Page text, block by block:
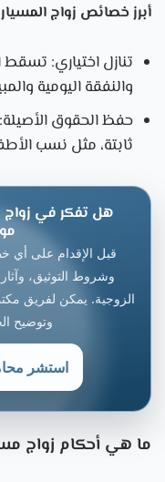
أبرز خصائص زواج المسيار
تنازل اختياري: تسقط
والنفقة اليومية
حفظ الحقوق الأصيلة
ثابتة، مثل نسب
هل تفكر في زواج
قبل الإقدام على أي
وشروط التوثيق،
الزوجية. يمكن لفريق
وتوضيح
استشر
ما هي أحكام زواج